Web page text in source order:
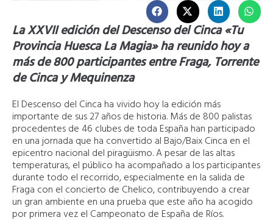
La XXVII edición del Descenso del Cinca «Tu
Provincia Huesca La Magia» ha reunido hoy a
más de 800 participantes entre Fraga, Torrente
de Cinca y Mequinenza
El Descenso del Cinca ha vivido hoy la edición más
importante de sus 27 años de historia. Más de 800 palistas
procedentes de 46 clubes de toda España han participado
en una jornada que ha convertido al Bajo/Baix Cinca en el
epicentro nacional del piragüismo. A pesar de las altas
temperaturas, el público ha acompañado a los participantes
durante todo el recorrido, especialmente en la salida de
Fraga con el concierto de Chelico, contribuyendo a crear
un gran ambiente en una prueba que este año ha acogido
por primera vez el Campeonato de España de Ríos.